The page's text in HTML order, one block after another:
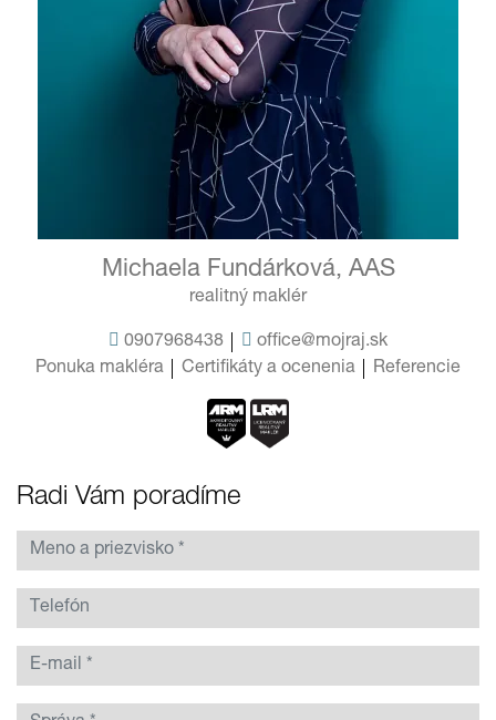
Michaela Fundárková, AAS
realitný maklér
0907968438
office@mojraj.sk
Ponuka makléra
Certifikáty a ocenenia Referencie
Radi Vám poradíme